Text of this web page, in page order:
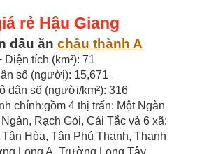
rẻ Hậu Giang
dầu ăn châu thành A
Diện tích (km²): 71
số (người): 15,671
dân số (người/km²): 316
chính:gồm 4 thị trấn: Một Ngàn
Rạch Gòi, Cái Tắc và 6 xã:
Hòa, Tân Phú Thạnh, Thạnh
Long A, Trường Long Tây